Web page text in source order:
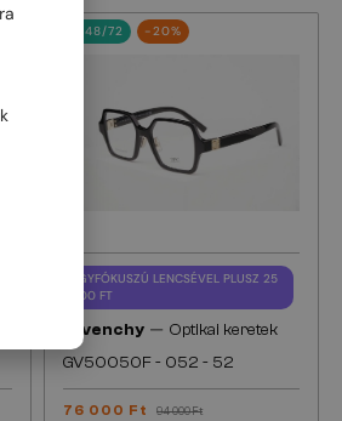
48/72 -20%
EGYFÓKUSZÚ LENCSÉVEL PLUSZ 25
000 FT
Givenchy — Optikai keretek
GV50050F - 052 - 52
76 000 Ft 94 000 Ft